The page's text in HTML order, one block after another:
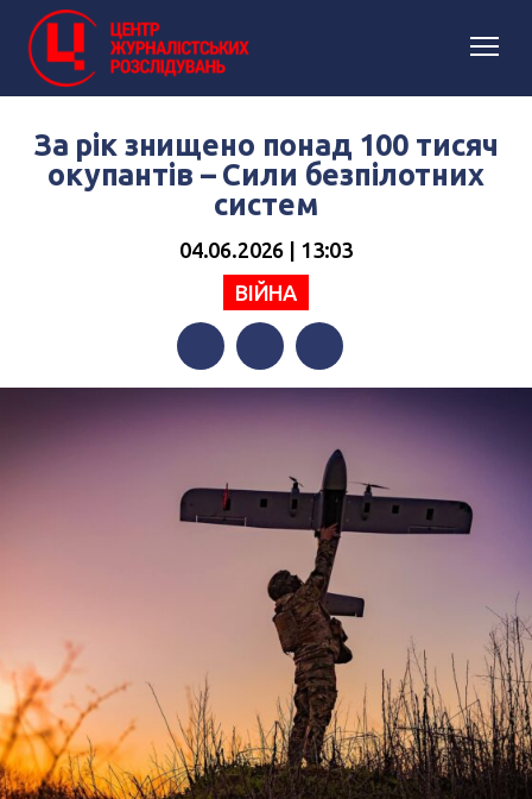
За рік знищено понад 100 тисяч
окупантів – Сили безпілотних
систем
04.06.2026 | 13:03
ВІЙНА
FacebookTwitterTelegram